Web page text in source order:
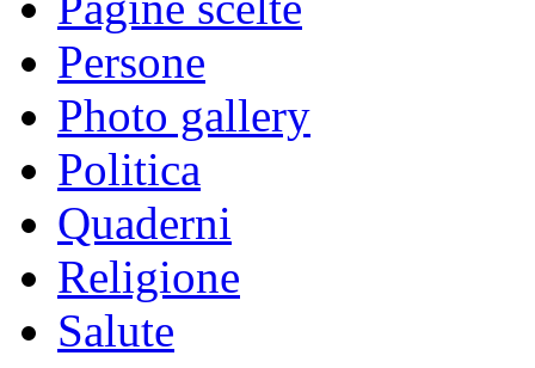
Persone
Photo gallery
Politica
Quaderni
Religione
Salute